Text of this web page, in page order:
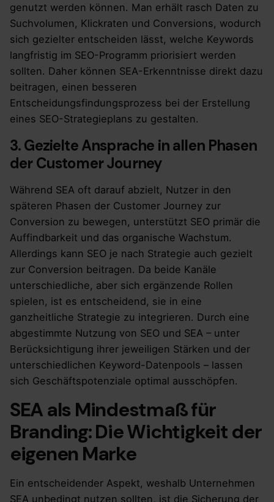
genutzt werden können. Man erhält rasch Daten zu
Suchvolumen, Klickraten und Conversions, wodurch
sich gezielter entscheiden lässt, welche Keywords
langfristig im SEO-Programm priorisiert werden
sollten. Daher können SEA-Erkenntnisse direkt dazu
beitragen, einen besseren
Entscheidungsfindungsprozess bei der Erstellung
eines SEO-Strategieplans zu gestalten.
3. Gezielte Ansprache in allen Phasen
der Customer Journey
Während SEA oft darauf abzielt, Nutzer in den
späteren Phasen der Customer Journey zur
Conversion zu bewegen, unterstützt SEO primär die
Auffindbarkeit und das organische Wachstum.
Allerdings kann SEO je nach Strategie auch gezielt
zur Conversion beitragen. Da beide Kanäle
unterschiedliche, aber sich ergänzende Rollen
spielen, ist es entscheidend, sie in eine
ganzheitliche Strategie zu integrieren. Durch eine
abgestimmte Nutzung von SEO und SEA – unter
Berücksichtigung ihrer jeweiligen Stärken und der
unterschiedlichen Keyword-Datenpools – lassen
sich Geschäftspotenziale optimal ausschöpfen.
SEA als Mindestmaß für
Branding: Die Wichtigkeit der
eigenen Marke
Ein entscheidender Aspekt, weshalb Unternehmen
SEA unbedingt nutzen sollten, ist die Sicherung der